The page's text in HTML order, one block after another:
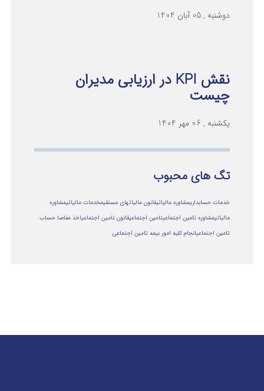
دوشنبه , 05 آبان 1404
نقش KPI در ارزیابی مدیران
چیست
یکشنبه , 06 مهر 1404
تگ های محبوب
خدمات حسابداریمشاوره مالیاتیقانون مالیاتهای مستقیمخدمات مالیاتیمشاوره
مالياتيمشاوره تامین اجتماعیتامین اجتماعیقانون تامین اجتماعیاخذ مفاصا حساب
تامین اجتماعیانجام کلیه امور بیمه تامین اجتماعی